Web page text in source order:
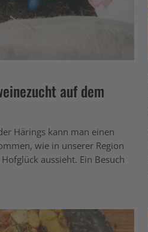
auf dem
Härings kann man einen
wie in unserer Region
aussieht. Ein Besuch